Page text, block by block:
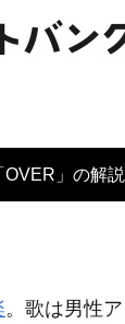
OVER」の解説
。歌は男性